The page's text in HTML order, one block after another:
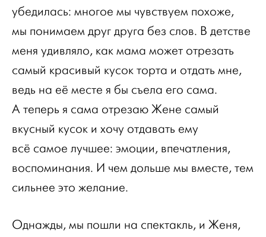
убедилась: многое мы чувствуем похоже,
мы понимаем друг друга без слов. В детстве
меня удивляло, как мама может отрезать
самый красивый кусок торта и отдать мне,
ведь на её месте я бы съела его сама.
А теперь я сама отрезаю Жене самый
вкусный кусок и хочу отдавать ему
всё самое лучшее: эмоции, впечатления,
воспоминания. И чем дольше мы вместе, тем
сильнее это желание.
Однажды, мы пошли на спектакль, и Женя,